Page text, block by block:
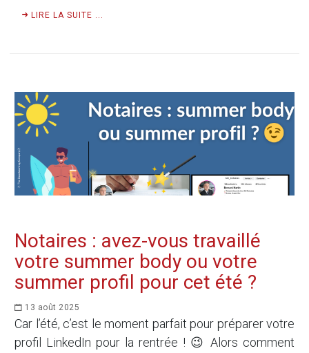
LIRE LA SUITE ...
Notaires : avez-vous travaillé
votre summer body ou votre
summer profil pour cet été ?
13 août 2025
Car l’été, c’est le moment parfait pour préparer votre
profil LinkedIn pour la rentrée ! 😉 Alors comment